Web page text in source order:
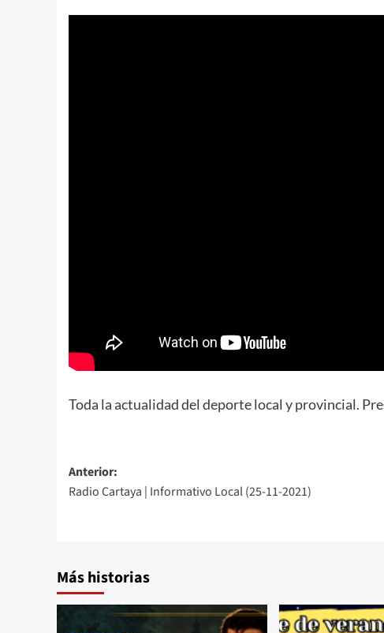
Toda la actualidad del deporte local y provincial.
Anterior:
Radio Cartaya | Informativo Local (25-11-2021)
Más historias